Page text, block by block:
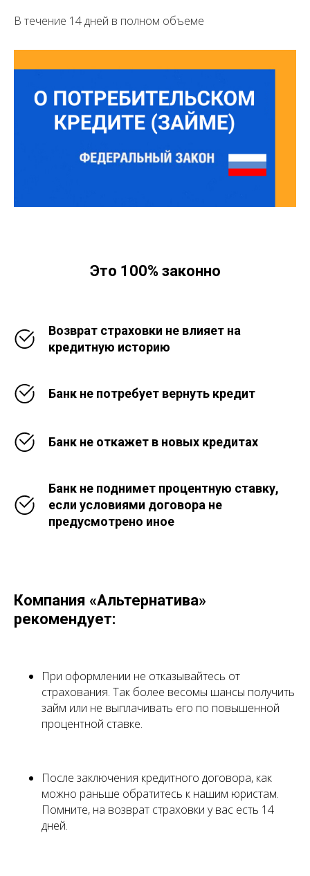
В течение 14 дней в полном объеме
Это 100% законно
Возврат страховки не влияет на
кредитную историю
Банк не потребует вернуть кредит
Банк не откажет в новых кредитах
Банк не поднимет процентную ставку,
если условиями договора не
предусмотрено иное
Компания «Альтернатива»
рекомендует:
При оформлении не отказывайтесь от
страхования. Так более весомы шансы получить
займ или не выплачивать его по повышенной
процентной ставке.
После заключения кредитного договора, как
можно раньше обратитесь к нашим юристам.
Помните, на возврат страховки у вас есть 14
дней.